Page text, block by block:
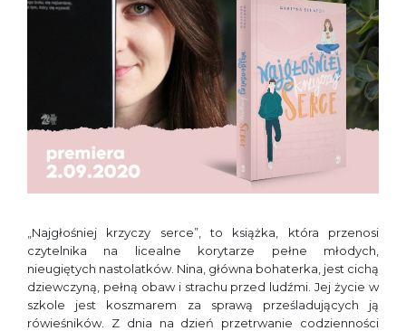
„Najgłośniej krzyczy serce”, to książka, która przenosi
czytelnika na licealne korytarze pełne młodych,
nieugiętych nastolatków. Nina, główna bohaterka, jest cichą
dziewczyną, pełną obaw i strachu przed ludźmi. Jej życie w
szkole jest koszmarem za sprawą prześladujących ją
rówieśników. Z dnia na dzień przetrwanie codzienności